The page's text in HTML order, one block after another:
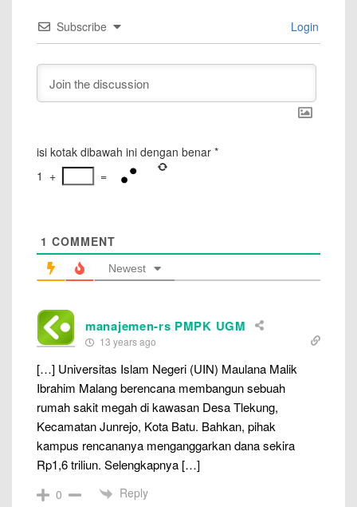
Subscribe Login
isi kotak dibawah ini dengan benar *
1 + =
1 COMMENT
Newest
manajemen-rs PMPK UGM
13 years ago
[…] Universitas Islam Negeri (UIN) Maulana Malik
Ibrahim Malang berencana membangun sebuah
rumah sakit megah di kawasan Desa Tlekung,
Kecamatan Junrejo, Kota Batu. Bahkan, pihak
kampus rencananya menganggarkan dana sekira
Rp1,6 triliun. Selengkapnya […]
0 Reply